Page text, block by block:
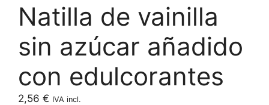
Natilla de vainilla
sin azúcar añadido
con edulcorantes
2,56 € IVA incl.